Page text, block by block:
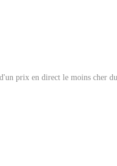
prix en direct le moins cher